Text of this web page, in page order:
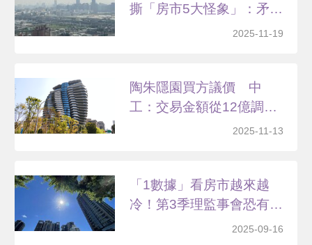
撕「房市5大怪象」：矛
2025-11-19
陶朱隱園買方議價 中
工：交易金額從12億調至
2025-11-13
「1數據」看房市越來越
冷！第3季理監事會恐有
2025-09-16